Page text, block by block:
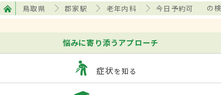
鳥取県 郡家駅 老年内科 今日予約可 の
悩みに寄り添うアプローチ
症状を知る